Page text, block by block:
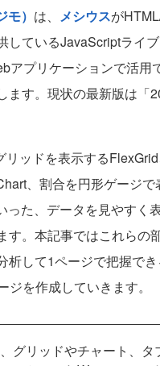
） は、 メシウスが
しているJavaScriptライブ
アプリケーションで活用
ます。現状の最新版は「
ッドを表示するFlexGrid
、割合を円形ゲージで
った、データを見やすく
す。本記事ではこれらの
析して1ページで把握で
ジを作成していきます。
グリッドやチャート、タ